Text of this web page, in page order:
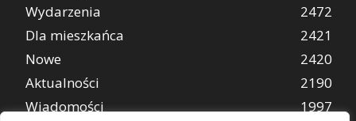
Wydarzenia
2472
Dla mieszkańca
2421
Nowe
2420
Aktualności
2190
Wiadomości
1997